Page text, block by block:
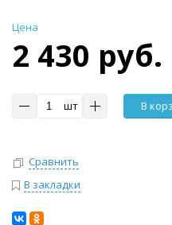
Цена
2 430 руб.
шт В
Сравнить
В закладки